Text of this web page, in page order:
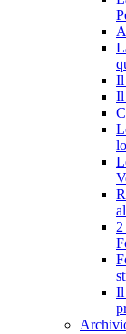
Il
Il
Il